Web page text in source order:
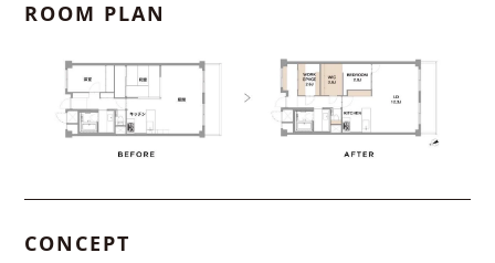
ROOM PLAN
CONCEPT